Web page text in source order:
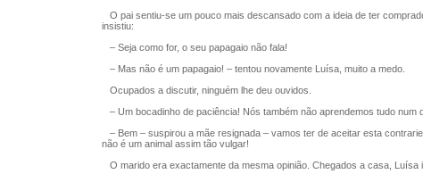
O pai sentiu-se um pouco mais descansado com a ideia de ter
insistiu:
– Seja como for, o seu papagaio não fala!
– Mas não é um papagaio! – tentou novamente Luísa, muito a medo.
Ocupados a discutir, ninguém lhe deu ouvidos.
– Um bocadinho de paciência! Nós também não aprendemos tudo num
– Bem – suspirou a mãe resignada – vamos ter de aceitar esta
não é um animal assim tão vulgar!
O marido era exactamente da mesma opinião. Chegados a casa, Luísa